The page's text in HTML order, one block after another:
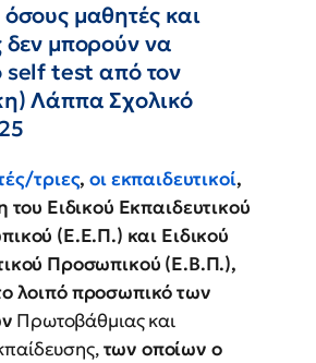
μαθητές και
δεν μπορούν να
test από τον
Λάππα Σχολικό
τριες,οι εκπαιδευτικοί,
του Ειδικού Εκπαιδευτικού
(Ε.Ε.Π.) και Ειδικού
Προσωπικού (Ε.Β.Π.),
λοιπό προσωπικό των
Πρωτοβάθμιας και
των οποίων ο